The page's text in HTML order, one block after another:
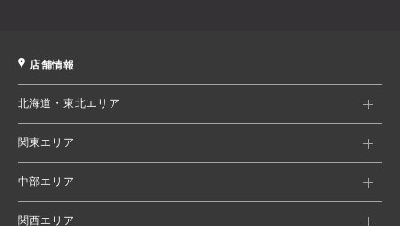
店舗情報
北海道・東北エリア
関東エリア
中部エリア
関西エリア